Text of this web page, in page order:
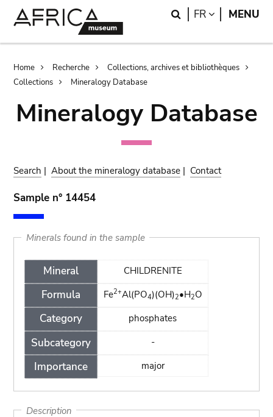
Search
FR LANGUAGE
MENU
Breadcrumb
Home Recherche
Collections, archives et bibliothèques
Collections
Mineralogy Database
Mineralogy Database
Search |About the mineralogy database | Contact
Sample n° 14454
Minerals found in the sample
Mineral
Formula
Category
Subcategory
Importance
CHILDRENITE
Fe2+Al(PO4)(OH)2•H2O
phosphates
-
major
Description